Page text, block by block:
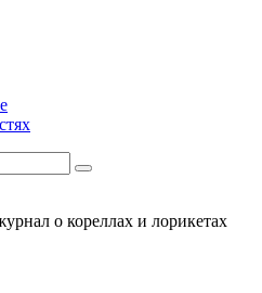
Search
о кореллах и лорикетах